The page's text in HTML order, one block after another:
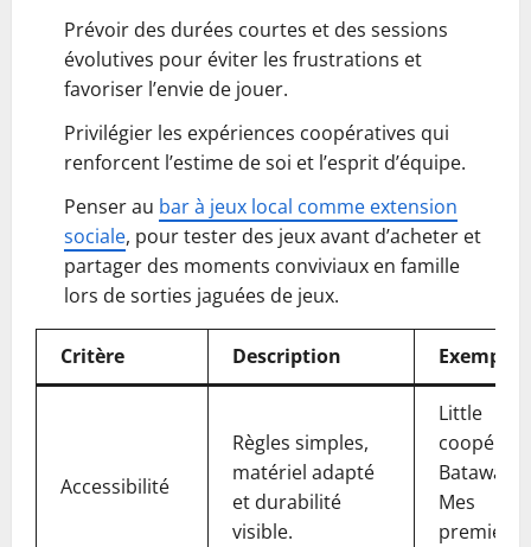
Prévoir des durées courtes et des sessions
évolutives pour éviter les frustrations et
favoriser l’envie de jouer.
Privilégier les expériences coopératives qui
renforcent l’estime de soi et l’esprit d’équipe.
Penser au bar à jeux local comme extension
sociale, pour tester des jeux avant d’acheter et
partager des moments conviviaux en famille
lors de sorties jaguées de jeux.
Critère Description Exemple
Accessibilité
Règles simples,
matériel adapté
et durabilité
visible.
Little
Batawaf,
Mes
premiers